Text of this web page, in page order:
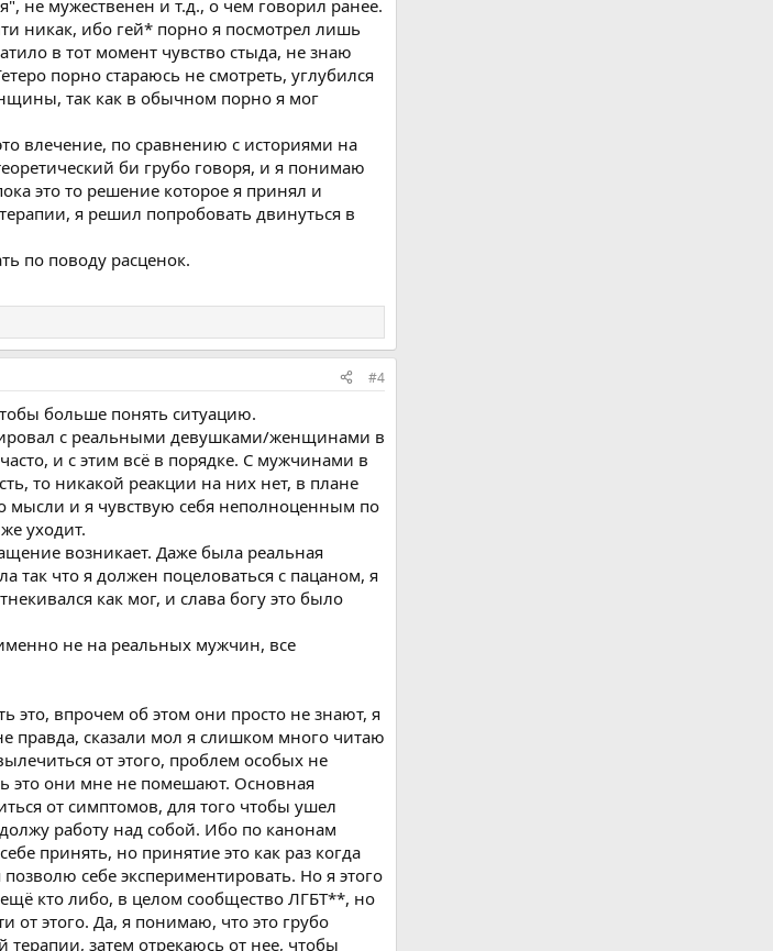
не мужественен и т.д., о чем говорил ранее.
никак, ибо гей* порно я посмотрел лишь
в тот момент чувство стыда, не знаю
порно стараюсь не смотреть, углубился
так как в обычном порно я мог
влечение, по сравнению с историями на
би грубо говоря, и я понимаю
это то решение которое я принял и
я решил попробовать двинуться в
по поводу расценок.
#4
больше понять ситуацию.
с реальными девушками/женщинами в
и с этим всё в порядке. С мужчинами в
то никакой реакции на них нет, в плане
мысли и я чувствую себя неполноценным по
уходит.
возникает. Даже была реальная
так что я должен поцеловаться с пацаном, я
как мог, и слава богу это было
не на реальных мужчин, все
это, впрочем об этом они просто не знают, я
правда, сказали мол я слишком много читаю
от этого, проблем особых не
это они мне не помешают. Основная
от симптомов, для того чтобы ушел
работу над собой. Ибо по канонам
принять, но принятие это как раз когда
себе экспериментировать. Но я этого
кто либо, в целом сообщество ЛГБТ**, но
от этого. Да, я понимаю, что это грубо
затем отрекаюсь от нее, чтобы